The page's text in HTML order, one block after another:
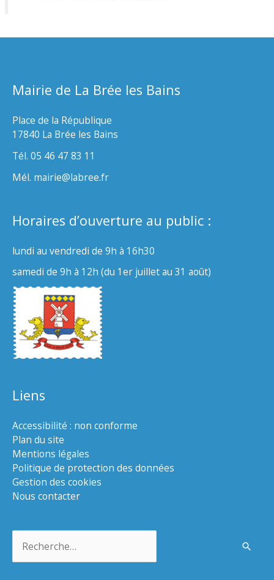
Mairie de La Brée les Bains
Place de la République
17840 La Brée les Bains
Tél. 05 46 47 83 11
Mél. mairie@labree.fr
Horaires d’ouverture au public :
lundi au vendredi de 9h à 16h30
samedi de 9h à 12h (du 1er juillet au 31 août)
Liens
Accessibilité : non conforme
Plan du site
Mentions légales
Politique de protection des données
Gestion des cookies
Nous contacter